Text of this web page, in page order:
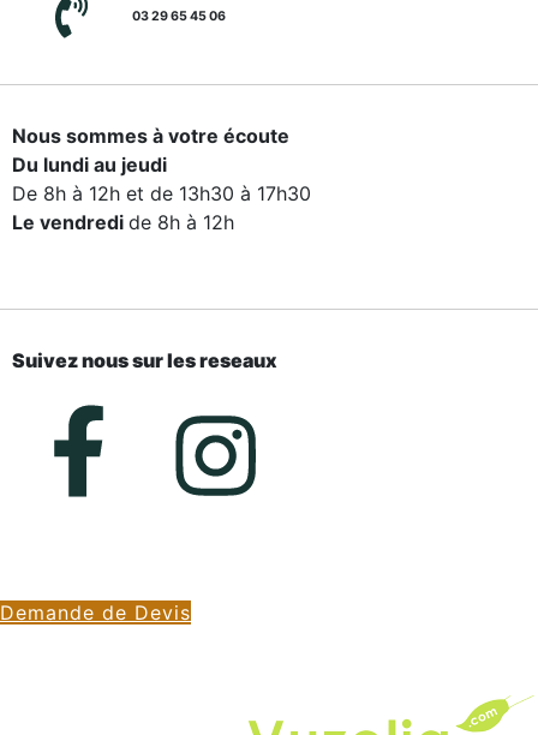
03 29 65 45 06
Nous sommes à votre écoute
Du lundi au jeudi
De 8h à 12h et de 13h30 à 17h30
Le vendredi de 8h à 12h
Suivez nous sur les reseaux
Demande de Devis